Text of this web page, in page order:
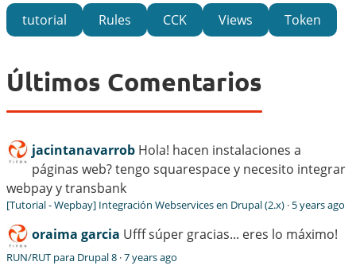
tutorial Rules CCK Views Token
Últimos Comentarios
jacintanavarrob Hola! hacen instalaciones a
páginas web? tengo squarespace y necesito integrar
webpay y transbank
[Tutorial - Wepbay] Integración Webservices en Drupal (2.x) · 5 years ago
oraima garcia Ufff súper gracias... eres lo máximo!
RUN/RUT para Drupal 8 ·7 years ago